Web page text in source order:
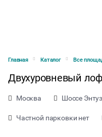
Главная Каталог Все
Двухуровневый
Москва Шоссе
Частной парковки нет